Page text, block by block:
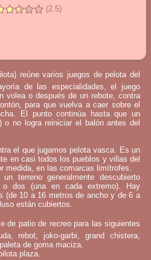
(2.5)
reúne varios juegos de pelota del
de las especialidades, el juego
volea o después de un rebote, contra
para que vuelva a caer sobre el
El punto continúa hasta que un
o no logra reiniciar el balón antes del
el que jugamos pelota vasca. Es un
en casi todos los pueblos y villas del
medida, en las comarcas limítrofes.
terreno generalmente descubierto
o dos (una en cada extremo). Hay
(de 10 a 16 metros de ancho y de 6 a
están cubiertos.
de patio de recreo para las siguientes
rebot, joko-garbi, grand chistera,
de goma maciza.
plaza.